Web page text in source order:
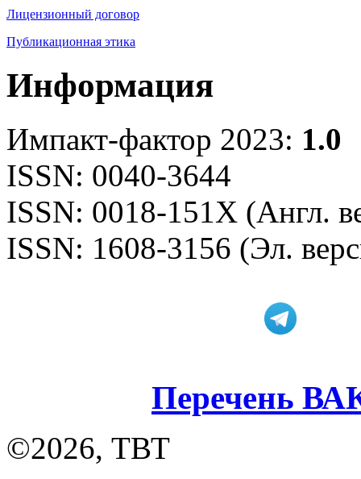
Лицензионный договор
Публикационная этика
Информация
Импакт-фактор 2023: 1.0
ISSN: 0040-3644
ISSN: 0018-151X (Англ.
ISSN: 1608-3156 (Эл.
Перечень
©2026, ТВТ